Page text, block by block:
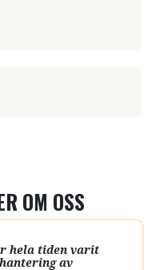
OM OSS
hela tiden varit
av